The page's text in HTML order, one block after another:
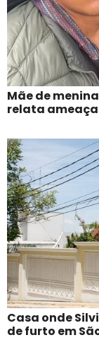
Mãe de
relata
Casa onde
de furto em